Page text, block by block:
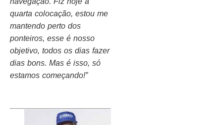
quarta colocação, estou me
mantendo perto dos
ponteiros, esse é nosso
objetivo, todos os dias fazer
dias bons. Mas é isso, só
estamos começando!”